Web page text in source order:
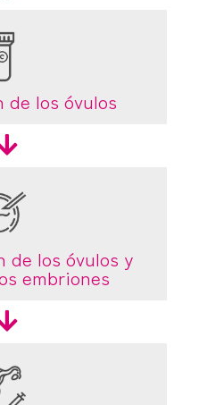
de los óvulos
de los óvulos y
embriones